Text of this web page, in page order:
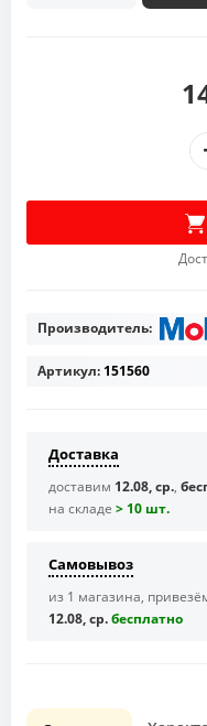
Производитель:
Артикул: 151560
Доставка
доставим 12.08, ср.,
на складе > 10 шт.
Самовывоз
из 1 магазина,
12.08, ср.бесплaтно